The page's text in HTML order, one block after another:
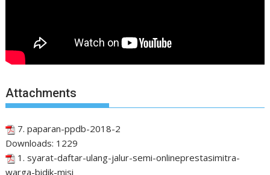
Attachments
7. paparan-ppdb-2018-2
Downloads: 1229
1. syarat-daftar-ulang-jalur-semi-onlineprestasimitra-
warga-bidik-misi